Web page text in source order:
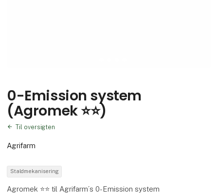
0-Emission system
(Agromek ⭐⭐)
Til oversigten
Agrifarm
Staldmekanisering
Agromek ⭐⭐ til Agrifarm´s 0-Emission system